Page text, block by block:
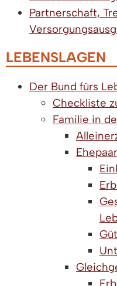
Partnerschaft,
LEBENSLAGEN
Der Bund fürs
Checkliste
Familie in